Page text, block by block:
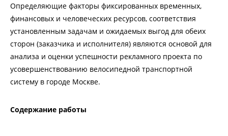
Определяющие факторы фиксированных временных,
финансовых и человеческих ресурсов, соответствия
установленным задачам и ожидаемых выгод для обеих
сторон (заказчика и исполнителя) являются основой для
анализа и оценки успешности рекламного проекта по
усовершенствованию велосипедной транспортной
систему в городе Москве.
Содержание работы